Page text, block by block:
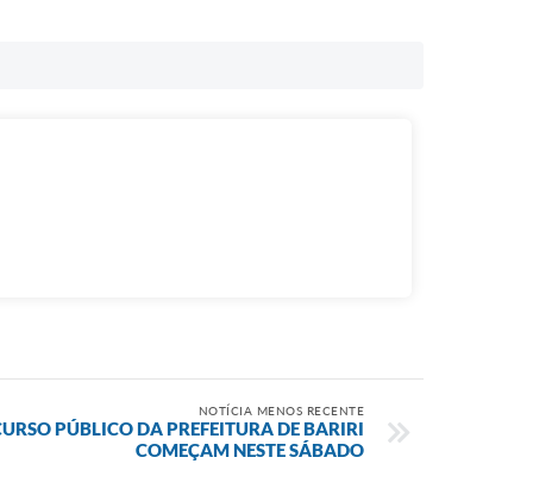
NOTÍCIA MENOS RECENTE
PÚBLICO DA PREFEITURA DE BARIRI
COMEÇAM NESTE SÁBADO